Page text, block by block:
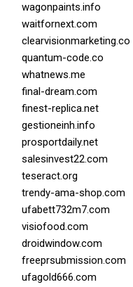
wagonpaints.info
waitfornext.com
clearvisionmarketing.co
quantum-code.co
whatnews.me
final-dream.com
finest-replica.net
gestioneinh.info
prosportdaily.net
salesinvest22.com
teseract.org
trendy-ama-shop.com
ufabett732m7.com
visiofood.com
droidwindow.com
freeprsubmission.com
ufagold666.com